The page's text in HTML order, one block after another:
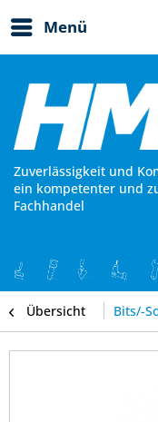
Menü
Zuverlässigkeit und
ein kompetenter und
Fachhandel
Übersicht Bits/-